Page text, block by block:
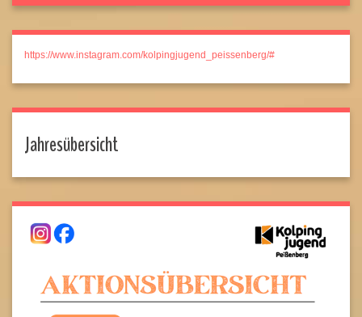
https://www.instagram.com/kolpingjugend_peissenberg/#
Jahresübersicht